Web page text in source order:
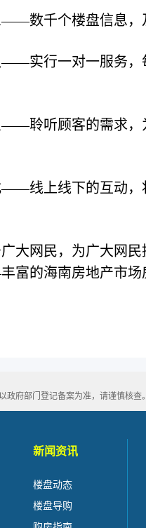
数千个楼盘信息，
实行一对一服务，
聆听顾客的需求，
线上线下的互动，
大网民，为广大网
的海南房地产市场
政府部门登记备案为准，请谨慎核
新闻资讯
楼盘动态
楼盘导购